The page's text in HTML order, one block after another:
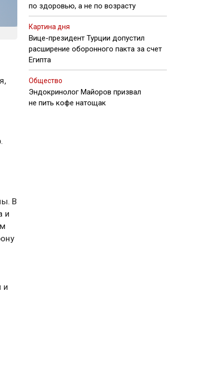
В
и
и
по здоровью, а не по возрасту
Картина дня
Вице-президент Турции допустил
расширение оборонного пакта за счет
Египта
Общество
Эндокринолог Майоров призвал
не пить кофе натощак